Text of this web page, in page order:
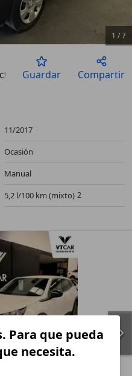
1 /7
L1H1 95
Guardar Compartir
11/2017
Ocasión
Manual
5,2 l/100 km (mixto)
Para que pueda
necesita.